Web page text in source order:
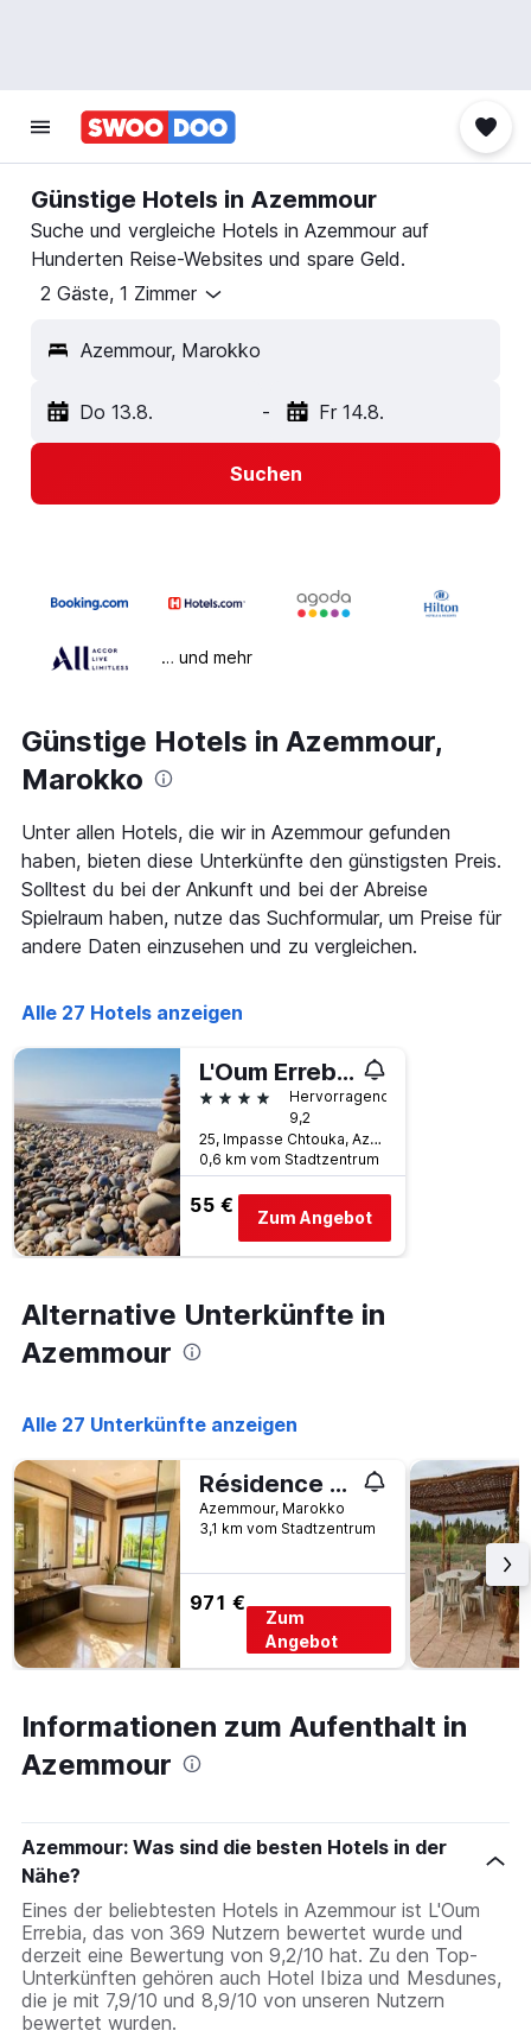
Günstige Hotels in Azemmour
Suche und vergleiche Hotels in Azemmour auf
Hunderten Reise-Websites und spare Geld.
2 Gäste, 1 Zimmer
Azemmour, Marokko
Do 13.8. - Fr 14.8.
Suchen
… und mehr
Günstige Hotels in Azemmour,
Marokko
Unter allen Hotels, die wir in Azemmour gefunden
haben, bieten diese Unterkünfte den günstigsten Preis.
Solltest du bei der Ankunft und bei der Abreise
Spielraum haben, nutze das Suchformular, um Preise für
andere Daten einzusehen und zu vergleichen.
Alle 27 Hotels anzeigen
L'Oum Errebia
4 Sterne
Hervorragend
9,2
25, Impasse Chtouka, Azemmour, Marokko
0,6 km vom Stadtzentrum
55 €
Zum Angebot
Alternative Unterkünfte in
Azemmour
Alle 27 Unterkünfte anzeigen
Résidence Onyx Évasion Haut de Gamme
Azemmour, Marokko
3,1 km vom Stadtzentrum
971 €
Zum
Angebot
Informationen zum Aufenthalt in
Azemmour
Azemmour: Was sind die besten Hotels in der
Nähe?
Eines der beliebtesten Hotels in Azemmour ist L'Oum
Errebia, das von 369 Nutzern bewertet wurde und
derzeit eine Bewertung von 9,2/10 hat. Zu den Top-
Unterkünften gehören auch Hotel Ibiza und Mesdunes,
die je mit 7,9/10 und 8,9/10 von unseren Nutzern
bewertet wurden.